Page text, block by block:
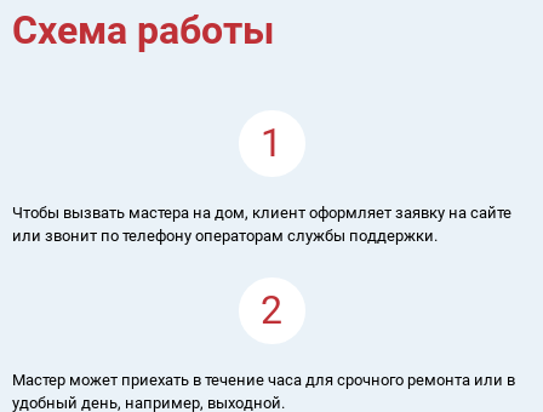
Схема работы
1
Чтобы вызвать мастера на дом, клиент оформляет заявку на сайте
или звонит по телефону операторам службы поддержки.
2
Мастер может приехать в течение часа для срочного ремонта или в
удобный день, например, выходной.